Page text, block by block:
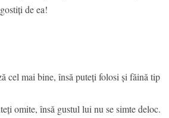
de ea!
cel mai bine, însă puteți folosi și făină tip
omite, însă gustul lui nu se simte deloc.